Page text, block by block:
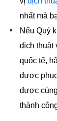
nhất mà
Nếu Quý
dịch thuật
quốc tế,
được
được
thành